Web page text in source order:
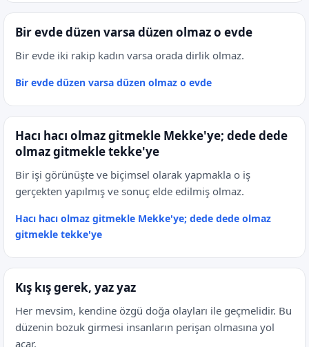
Bir evde düzen varsa düzen olmaz o evde
Bir evde iki rakip kadın varsa orada dirlik olmaz.
Bir evde düzen varsa düzen olmaz o evde
Hacı hacı olmaz gitmekle Mekke'ye; dede dede
olmaz gitmekle tekke'ye
Bir işi görünüşte ve biçimsel olarak yapmakla o iş
gerçekten yapılmış ve sonuç elde edilmiş olmaz.
Hacı hacı olmaz gitmekle Mekke'ye; dede dede olmaz
gitmekle tekke'ye
Kış kış gerek, yaz yaz
Her mevsim, kendine özgü doğa olayları ile geçmelidir. Bu
düzenin bozuk girmesi insanların perişan olmasına yol
açar.